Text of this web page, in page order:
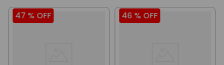
47 % OFF 46 % OFF